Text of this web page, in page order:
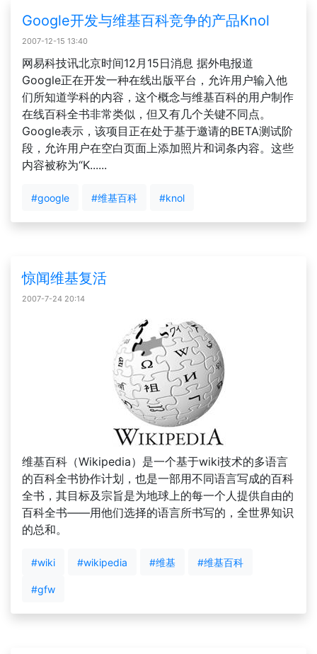
Google开发与维基百科竞争的产品Knol
2007-12-15 13:40
网易科技讯北京时间12月15日消息 据外电报道
Google正在开发一种在线出版平台，允许用户输入他
们所知道学科的内容，这个概念与维基百科的用户制作
在线百科全书非常类似，但又有几个关键不同点。
Google表示，该项目正在处于基于邀请的BETA测试阶
段，允许用户在空白页面上添加照片和词条内容。这些
内容被称为“K......
#google #维基百科 #knol
惊闻维基复活
2007-7-24 20:14
维基百科（Wikipedia）是一个基于wiki技术的多语言
的百科全书协作计划，也是一部用不同语言写成的百科
全书，其目标及宗旨是为地球上的每一个人提供自由的
百科全书——用他们选择的语言所书写的，全世界知识
的总和。
#wiki #wikipedia #维基 #维基百科
#gfw